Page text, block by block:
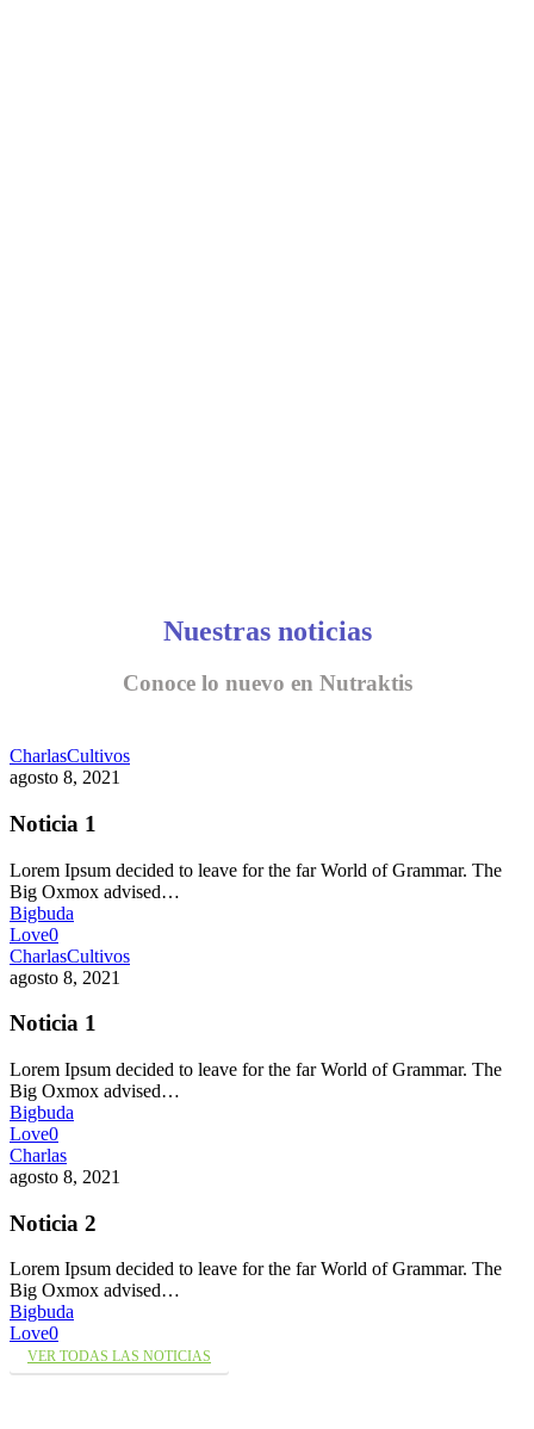
Nuestras noticias
Conoce lo nuevo en Nutraktis
CharlasCultivos
agosto 8, 2021
Noticia 1
Lorem Ipsum decided to leave for the far World of Grammar. The
Big Oxmox advised…
Bigbuda
Love0
CharlasCultivos
agosto 8, 2021
Noticia 1
Lorem Ipsum decided to leave for the far World of Grammar. The
Big Oxmox advised…
Bigbuda
Love0
Charlas
agosto 8, 2021
Noticia 2
Lorem Ipsum decided to leave for the far World of Grammar. The
Big Oxmox advised…
Bigbuda
Love0
VER TODAS LAS NOTICIAS